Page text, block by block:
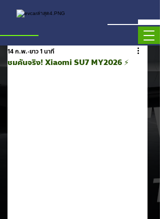
ชมคันจริง! Xiaomi SU7 MY2026 ⚡
14 ก.พ. ยาว 1 นาที